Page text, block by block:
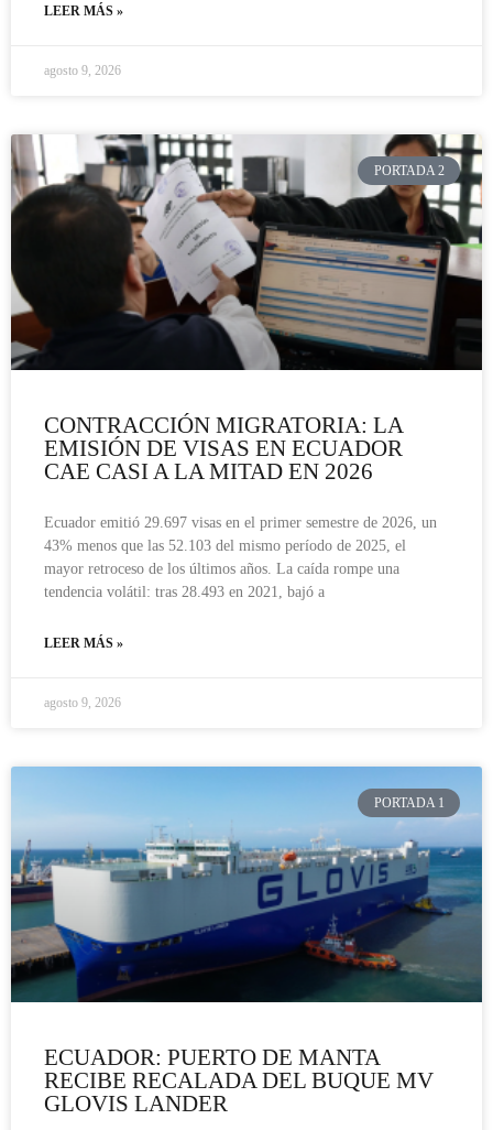
LEER MÁS »
agosto 9, 2026
PORTADA 2
CONTRACCIÓN MIGRATORIA: LA
EMISIÓN DE VISAS EN ECUADOR
CAE CASI A LA MITAD EN 2026
Ecuador emitió 29.697 visas en el primer semestre de 2026, un
43% menos que las 52.103 del mismo período de 2025, el
mayor retroceso de los últimos años. La caída rompe una
tendencia volátil: tras 28.493 en 2021, bajó a
LEER MÁS »
agosto 9, 2026
PORTADA 1
ECUADOR: PUERTO DE MANTA
RECIBE RECALADA DEL BUQUE MV
GLOVIS LANDER